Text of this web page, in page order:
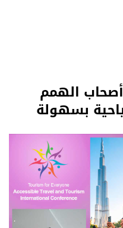
الهمم
بسهولة